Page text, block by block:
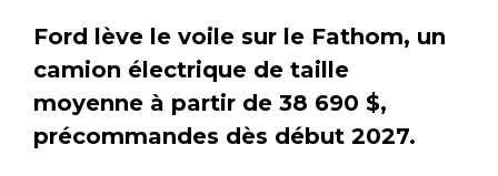
Ford lève le voile sur le Fathom, un
camion électrique de taille
moyenne à partir de 38 690 $,
précommandes dès début 2027.